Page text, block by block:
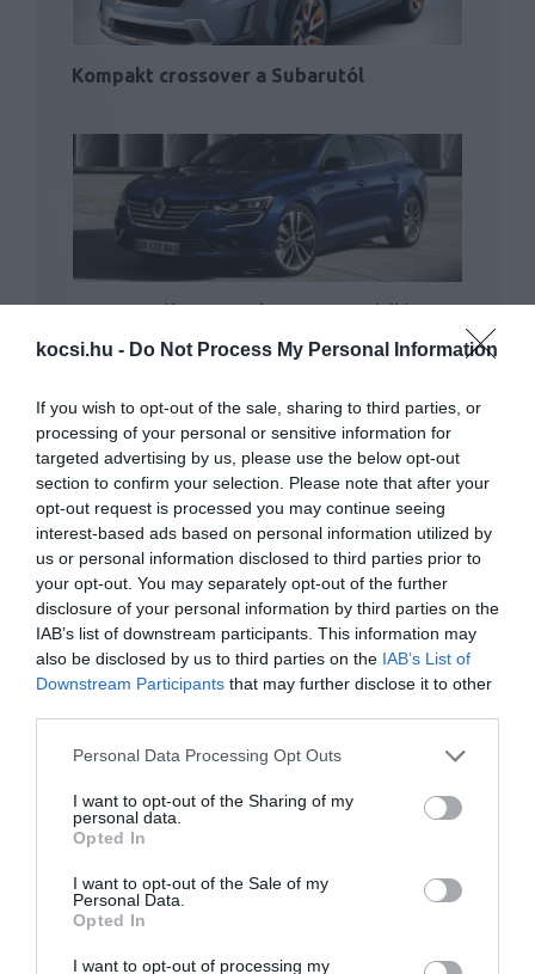
kocsi.hu - Do Not Process My Personal Information
If you wish to opt-out of the sale, sharing to third parties, or
processing of your personal or sensitive information for
targeted advertising by us, please use the below opt-out
section to confirm your selection. Please note that after your
opt-out request is processed you may continue seeing
interest-based ads based on personal information utilized by
us or personal information disclosed to third parties prior to
your opt-out. You may separately opt-out of the further
disclosure of your personal information by third parties on the
IAB’s list of downstream participants. This information may
also be disclosed by us to third parties on the IAB’s List of
Downstream Participants that may further disclose it to other
Please note that this website/app uses one or more Google
not limited to your visit or usage behaviour. You may click to
grant or deny consent to Google and its third-party tags to
use your data for below specified purposes in below Google
consent section.
Personal Data Processing Opt Outs
I want to opt-out of the Sharing of my
personal data.
Opted In
I want to opt-out of the Sale of my
Personal Data.
Opted In
I want to opt-out of processing my
Kompakt crossover a Subarutól
Bemutatták a Renault Laguna utódját
Kaptur néven jön a Renault crossovere
csoport